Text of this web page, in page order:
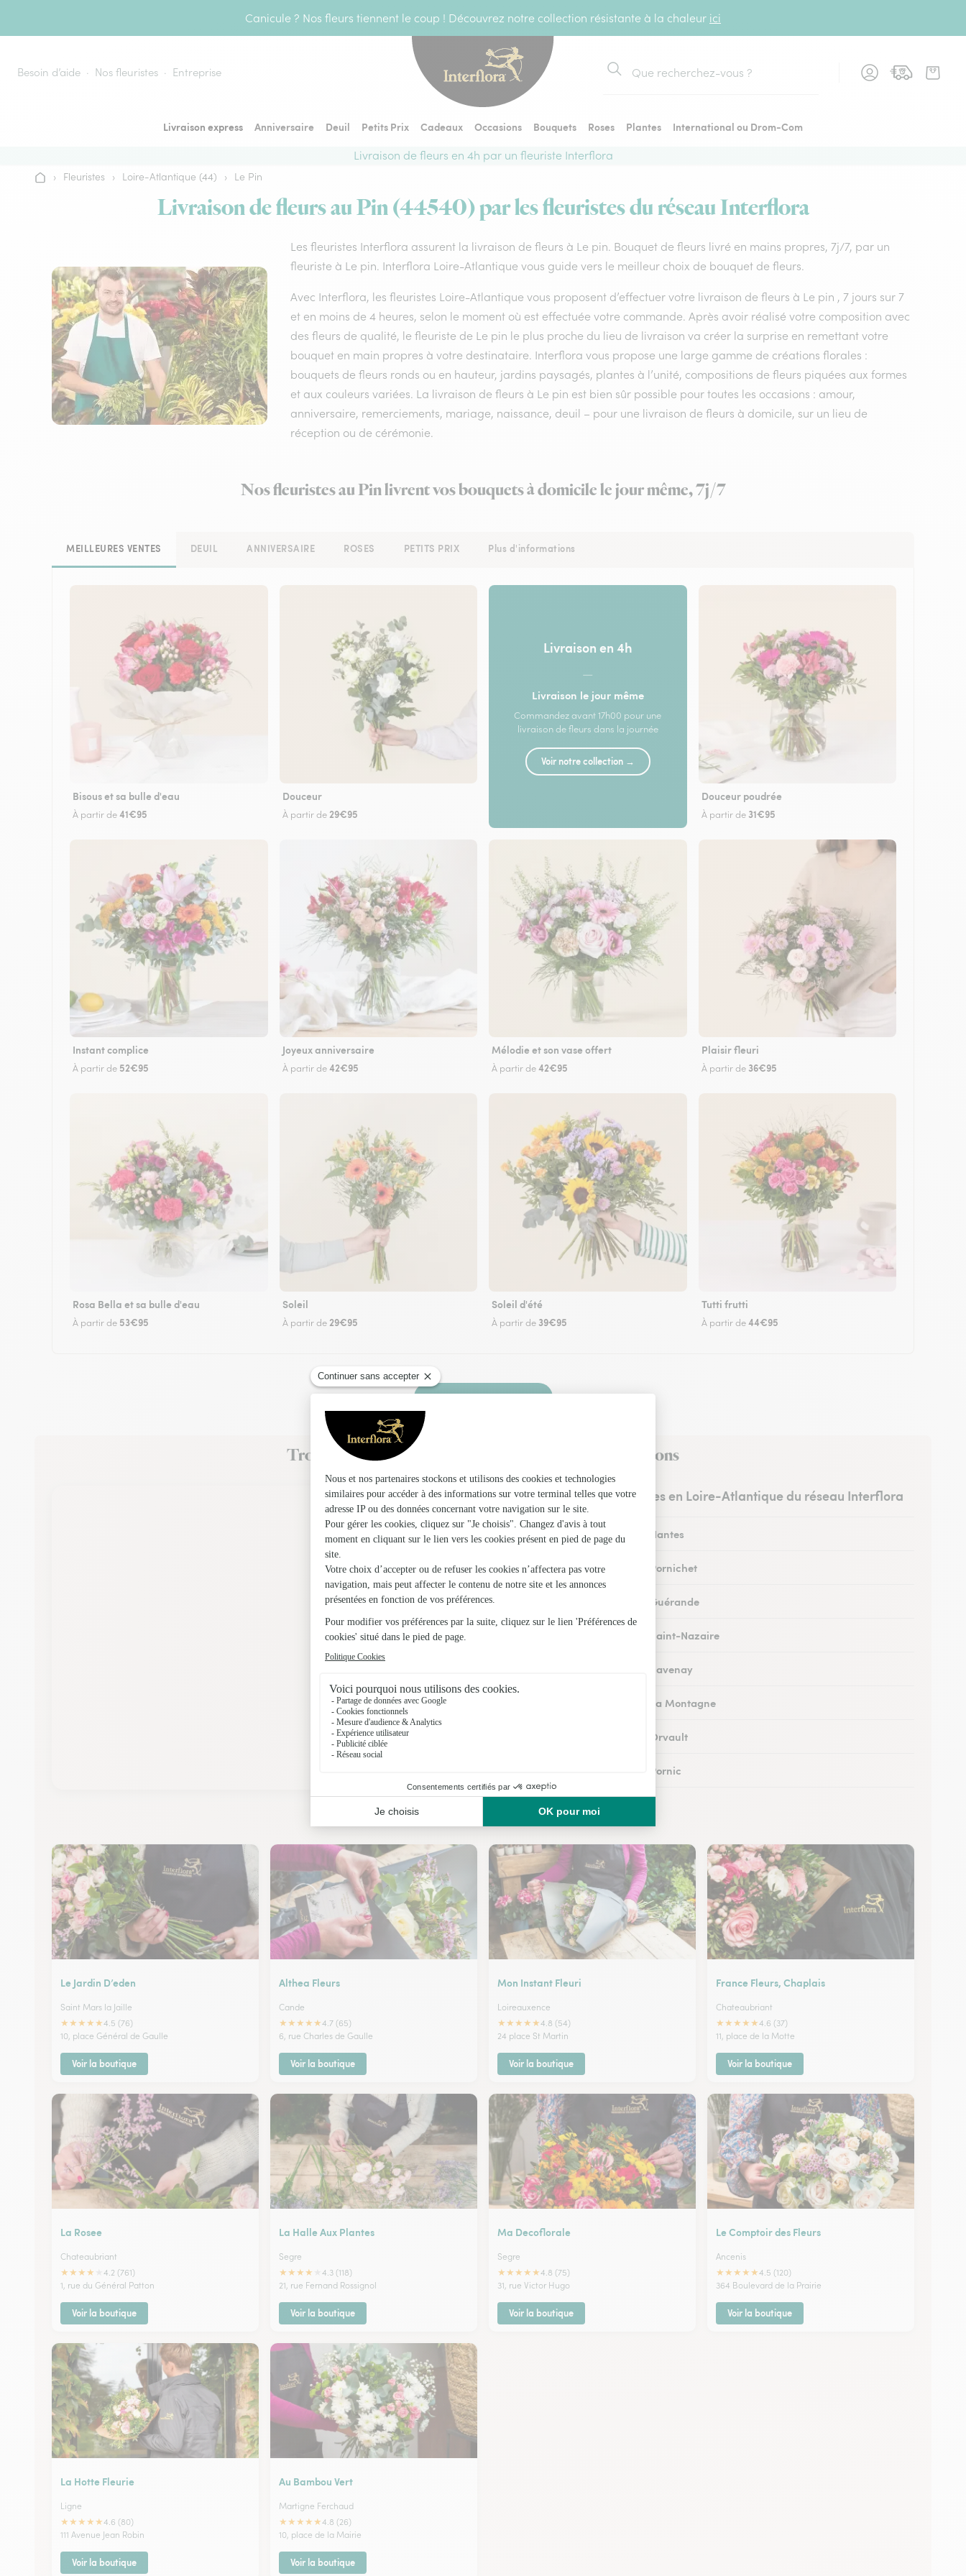
Canicule ? Nos fleurs tiennent le coup ! Découvrez notre collection résistante à la chaleur ici
Besoin d’aide Nos fleuristes Entreprise
Rechercher
Livraison express Anniversaire Deuil Petits Prix Cadeaux Occasions Bouquets Roses Plantes
International ou Drom-Com
Livraison de fleurs en 4h par un fleuriste Interflora
Accueil
› Fleuristes › Loire-Atlantique (44) › Le Pin
Livraison de fleurs au Pin (44540) par les fleuristes du réseau Interflora
Les fleuristes Interflora assurent la livraison de fleurs à Le pin. Bouquet de fleurs livré en mains propres, 7j/7, par un
fleuriste à Le pin. Interflora Loire-Atlantique vous guide vers le meilleur choix de bouquet de fleurs.
Avec Interflora, les fleuristes Loire-Atlantique vous proposent d’effectuer votre livraison de fleurs à Le pin , 7 jours sur 7
et en moins de 4 heures, selon le moment où est effectuée votre commande. Après avoir réalisé votre composition avec
des fleurs de qualité, le fleuriste de Le pin le plus proche du lieu de livraison va créer la surprise en remettant votre
bouquet en main propres à votre destinataire. Interflora vous propose une large gamme de créations florales :
bouquets de fleurs ronds ou en hauteur, jardins paysagés, plantes à l’unité, compositions de fleurs piquées aux formes
et aux couleurs variées. La livraison de fleurs à Le pin est bien sûr possible pour toutes les occasions : amour,
anniversaire, remerciements, mariage, naissance, deuil – pour une livraison de fleurs à domicile, sur un lieu de
réception ou de cérémonie.
Nos fleuristes au Pin livrent vos bouquets à domicile le jour même, 7j/7
MEILLEURES VENTES DEUIL ANNIVERSAIRE ROSES PETITS PRIX Plus d'informations
Bisous et sa bulle d'eau
À partir de41€95
Douceur
À partir de 29€95
Livraison en 4h
—
Livraison le jour même
Commandez avant 17h00 pour une
livraison de fleurs dans la journée
Voir notre collection →
Douceur poudrée
À partir de 31€95
Instant complice
À partir de 52€95
Joyeux anniversaire
À partir de42€95
Mélodie et son vase offert
À partir de42€95
Plaisir fleuri
À partir de 36€95
Rosa Bella et sa bulle d'eau
À partir de 53€95
Soleil
À partir de 29€95
Soleil d'été
À partir de 39€95
Tutti frutti
À partir de44€95
Faire livrer des fleurs
Trouvez un fleuriste Interflora au Pin et dans ses environs
Les fleuristes en Loire-Atlantique du réseau Interflora
Fleuristes à Nantes
Fleuristes à Pornichet
Fleuristes à Guérande
Fleuristes à Saint-Nazaire
Fleuristes à Savenay
Fleuristes à La Montagne
Fleuristes à Orvault
Fleuristes à Pornic
Nos fleuristes au Pin
Le Jardin D’eden
Saint Mars la Jaille
★★★★★4.5 (76)
10, place Général de Gaulle
Voir la boutique
Althea Fleurs
Cande
★★★★★4.7 (65)
6, rue Charles de Gaulle
Voir la boutique
Mon Instant Fleuri
Loireauxence
★★★★★4.8 (54)
24 place St Martin
Voir la boutique
France Fleurs, Chaplais
Chateaubriant
★★★★★4.6 (37)
11, place de la Motte
Voir la boutique
La Rosee
Chateaubriant
★★★★
4.2 (761)
1, rue du Général Patton
Voir la boutique
La Halle Aux Plantes
Segre
★★★★
4.3 (118)
21, rue Fernand Rossignol
Voir la boutique
Ma Decoflorale
Segre
★★★★★4.8 (75)
31, rue Victor Hugo
Voir la boutique
Le Comptoir des Fleurs
Ancenis
★★★★★4.5 (120)
364 Boulevard de la Prairie
Voir la boutique
La Hotte Fleurie
Ligne
★★★★★4.6 (80)
111 Avenue Jean Robin
Voir la boutique
Au Bambou Vert
Martigne Ferchaud
★★★★★4.8 (26)
10, place de la Mairie
Voir la boutique